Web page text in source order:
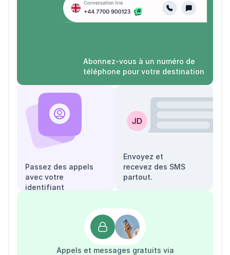
Abonnez-vous à un numéro de
téléphone pour votre destination
Passez des appels
avec votre
identifiant
Envoyez et
recevez des SMS
partout.
Appels et messages gratuits via